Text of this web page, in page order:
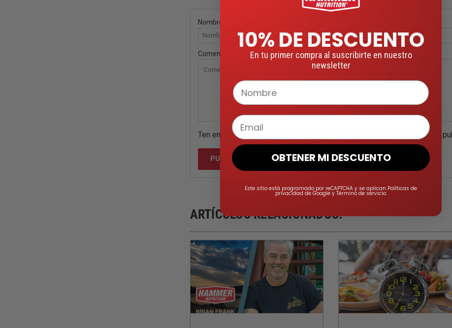
Nombre
Comentario
Ten en cuenta que los comentarios deben aprobarse antes de que se
ARTÍCULOS RELACIONADOS:
10% DE DESCUENTO
En tu primer compra al suscribirte en nuestro
newsletter
Nombre
Email
OBTENER MI DESCUENTO
Este sitio está programado por reCAPTCHA y se aplican Políticas de
privacidad de Google y Término de servicio.